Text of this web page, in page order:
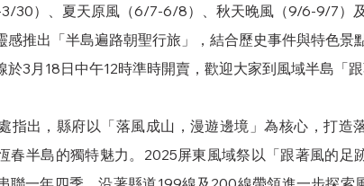
30）、夏天原風（6/7-6/8）、秋天晚風（9/6-9/7）
感推出「半島遍路朝聖行旅」，結合歷史事件與特色景
於3月18日中午12時準時開賣，歡迎大家到風域半島「
指出，縣府以「落風成山，漫遊邊境」為核心，打造
春半島的獨特魅力。2025屏東風域祭以「跟著風的足